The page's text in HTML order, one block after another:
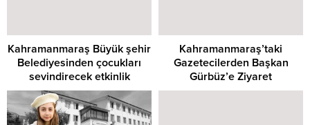
Kahramanmaraş Büyük şehir
Belediyesinden çocukları
sevindirecek etkinlik
Kahramanmaraş’taki
Gazetecilerden Başkan
Gürbüz’e Ziyaret